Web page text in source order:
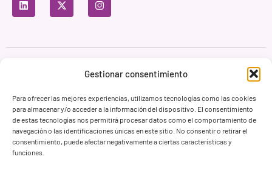
Gestionar consentimiento
Para ofrecer las mejores experiencias, utilizamos tecnologías como las cookies
para almacenar y/o acceder a la información del dispositivo. El consentimiento
de estas tecnologías nos permitirá procesar datos como el comportamiento de
navegación o las identificaciones únicas en este sitio. No consentir o retirar el
consentimiento, puede afectar negativamente a ciertas características y
funciones.
Privacy Policy Terms of Use
Cookie Policy